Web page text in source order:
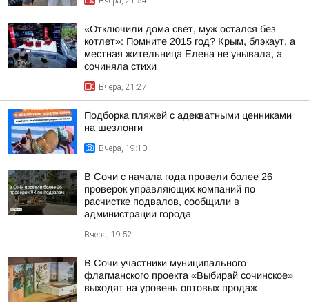
«Отключили дома свет, муж остался без
котлет»: Помните 2015 год? Крым, блэкаут, а
местная жительница Елена не унывала, а
сочиняла стихи
Вчера, 21:27
Подборка пляжей с адекватными ценниками
на шезлонги
Вчера, 19:10
В Сочи с начала года провели более 26
проверок управляющих компаний по
расчистке подвалов, сообщили в
администрации города
Вчера, 19:52
В Сочи участники муниципального
флагманского проекта «Выбирай сочинское»
выходят на уровень оптовых продаж